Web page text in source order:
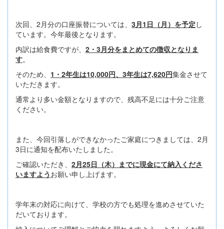
次回、2月分の口座振替については、 3月1日（月）を予定 し
ています。今年最後となります。
内訳は給食費ですが、 2・3月分をまとめての徴収となりま
す。
そのため、 1・2年生は10,000円、3年生は7,620円集金させて
いただきます。
通常より多い金額となりますので、残高不足には十分ご注意
ください。
また、今回引落しができなかったご家庭につきましては、2月
3日に通知を配布いたしました。
ご確認いただき、 2月25日（木）までに現金にて納入くださ
いますよう お願い申し上げます。
学年末の対応に向けて、学校の方でも処理を進めさせていた
だいております。